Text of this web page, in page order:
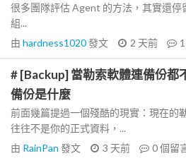
很多團隊評估 Agent 的方法，其實還
組...
由 hardness1020發文 2 天前 1
# [Backup] 當勒索軟體連備份都
備份是什麼
前面幾篇提過一個殘酷的現實：現在的
往往不是你的正式資料，...
由 RainPan 發文 3 天前 0個留